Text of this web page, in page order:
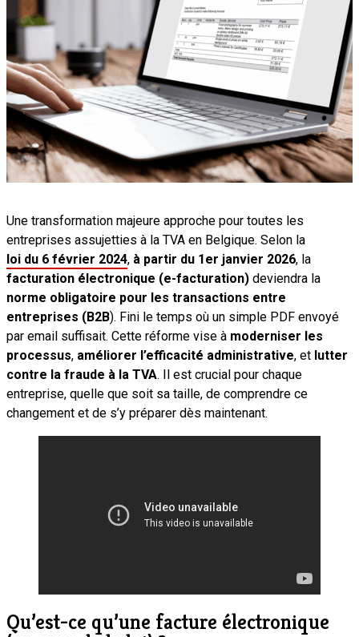
Une transformation majeure approche pour toutes les
entreprises assujetties à la TVA en Belgique. Selon la
loi du 6 février 2024, à partir du 1er janvier 2026, la
facturation électronique (e-facturation) deviendra la
norme obligatoire pour les transactions entre
entreprises (B2B). Fini le temps où un simple PDF envoyé
par email suffisait. Cette réforme vise à moderniser les
processus, améliorer l’efficacité administrative, et lutter
contre la fraude à la TVA. Il est crucial pour chaque
entreprise, quelle que soit sa taille, de comprendre ce
changement et de s’y préparer dès maintenant.
Qu’est-ce qu’une facture électronique